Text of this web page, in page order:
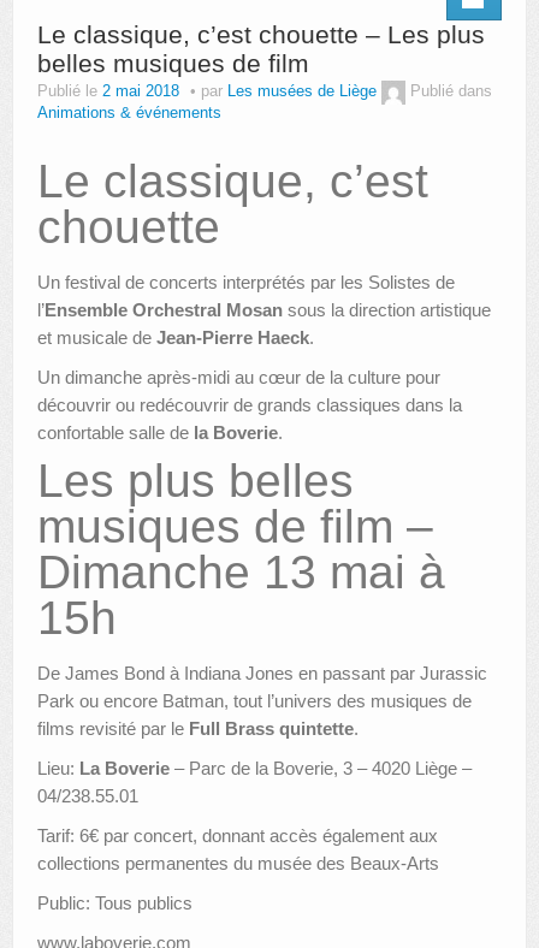
Le classique, c’est chouette – Les plus
belles musiques de film
Publié le 2 mai 2018 par Les musées de Liège
Publié dans
Animations & événements
Le classique, c’est
chouette
Un festival de concerts interprétés par les Solistes de
l’Ensemble Orchestral Mosan sous la direction artistique
et musicale de Jean-Pierre Haeck.
Un dimanche après-midi au cœur de la culture pour
découvrir ou redécouvrir de grands classiques dans la
confortable salle de la Boverie.
Les plus belles
musiques de film –
Dimanche 13 mai à
15h
De James Bond à Indiana Jones en passant par Jurassic
Park ou encore Batman, tout l’univers des musiques de
films revisité par le Full Brass quintette.
Lieu: La Boverie – Parc de la Boverie, 3 – 4020 Liège –
04/238.55.01
Tarif: 6€ par concert, donnant accès également aux
collections permanentes du musée des Beaux-Arts
Public: Tous publics
www.laboverie.com